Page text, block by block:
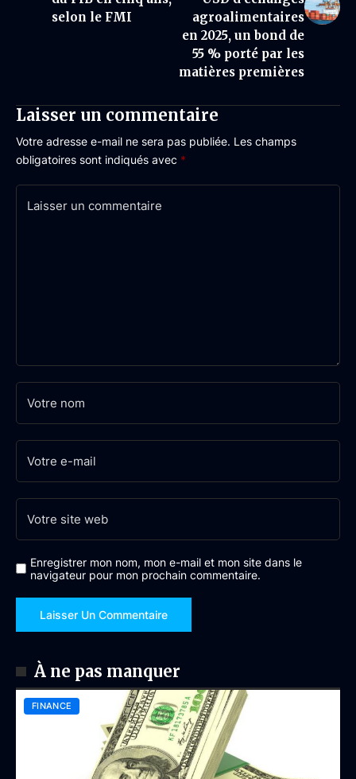
selon le FMI
agroalimentaires
en 2025, un bond de
55 % porté par les
matières premières
Laisser un commentaire
Votre adresse e-mail ne sera pas publiée. Les champs
obligatoires sont indiqués avec *
Enregistrer mon nom, mon e-mail et mon site dans le
navigateur pour mon prochain commentaire.
À ne pas manquer
FINANCE